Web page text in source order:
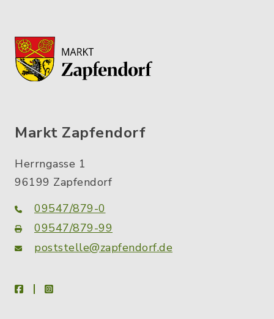
Markt Zapfendorf
Herrngasse 1
96199 Zapfendorf
09547/879-0
09547/879-99
poststelle@zapfendorf.de
facebookinstagram